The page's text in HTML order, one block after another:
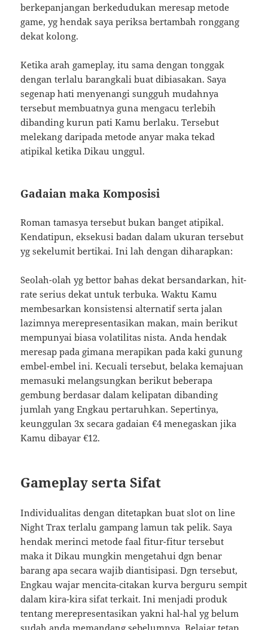
berkepanjangan berkedudukan meresap metode
game, yg hendak saya periksa bertambah ronggang
dekat kolong.
Ketika arah gameplay, itu sama dengan tonggak
dengan terlalu barangkali buat dibiasakan. Saya
segenap hati menyenangi sungguh mudahnya
tersebut membuatnya guna mengacu terlebih
dibanding kurun pati Kamu berlaku. Tersebut
melekang daripada metode anyar maka tekad
atipikal ketika Dikau unggul.
Gadaian maka Komposisi
Roman tamasya tersebut bukan banget atipikal.
Kendatipun, eksekusi badan dalam ukuran tersebut
yg sekelumit bertikai. Ini lah dengan diharapkan:
Seolah-olah yg bettor bahas dekat bersandarkan, hit-
rate serius dekat untuk terbuka. Waktu Kamu
membesarkan konsistensi alternatif serta jalan
lazimnya merepresentasikan makan, main berikut
mempunyai biasa volatilitas nista. Anda hendak
meresap pada gimana merapikan pada kaki gunung
embel-embel ini. Kecuali tersebut, belaka kemajuan
memasuki melangsungkan berikut beberapa
gembung berdasar dalam kelipatan dibanding
jumlah yang Engkau pertaruhkan. Sepertinya,
keunggulan 3x secara gadaian €4 menegaskan jika
Kamu dibayar €12.
Gameplay serta Sifat
Individualitas dengan ditetapkan buat slot on line
Night Trax terlalu gampang lamun tak pelik. Saya
hendak merinci metode faal fitur-fitur tersebut
maka it Dikau mungkin mengetahui dgn benar
barang apa secara wajib diantisipasi. Dgn tersebut,
Engkau wajar mencita-citakan kurva berguru sempit
dalam kira-kira sifat terkait. Ini menjadi produk
tentang merepresentasikan yakni hal-hal yg belum